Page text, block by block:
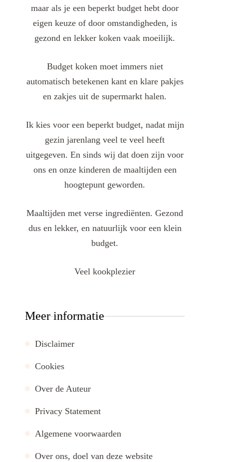
maar als je een beperkt budget hebt door
eigen keuze of door omstandigheden, is
gezond en lekker koken vaak moeilijk.
Budget koken moet immers niet
automatisch betekenen kant en klare pakjes
en zakjes uit de supermarkt halen.
Ik kies voor een beperkt budget, nadat mijn
gezin jarenlang veel te veel heeft
uitgegeven. En sinds wij dat doen zijn voor
ons en onze kinderen de maaltijden een
hoogtepunt geworden.
Maaltijden met verse ingrediënten. Gezond
dus en lekker, en natuurlijk voor een klein
budget.
Veel kookplezier
Meer informatie
Disclaimer
Cookies
Over de Auteur
Privacy Statement
Algemene voorwaarden
Over ons, doel van deze website